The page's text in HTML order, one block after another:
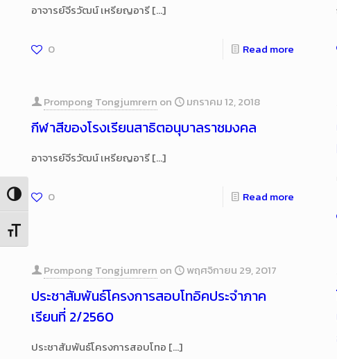
Toggle High Contrast
Toggle Font size
อาจารย์จีรวัฒน์ เหรียญอารี[…]
0 Read more
Prompong Tongjumrern on มกราคม 12, 2018
กีฬาสีของโรงเรียนสาธิตอนุบาลราชมงคล
อาจารย์จีรวัฒน์ เหรียญอารี[…]
0 Read more
Prompong Tongjumrern on พฤศจิกายน 29, 2017
ประชาสัมพันธ์โครงการสอบโทอิคประจำภาค
เรียนที่ 2/2560
ประชาสัมพันธ์โครงการสอบโทอ […]